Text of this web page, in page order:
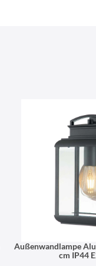
Außenwandlampe
cm IP44